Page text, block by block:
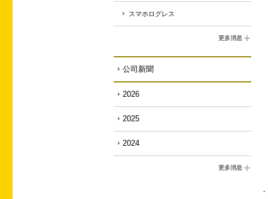
スマホログレス
更多消息
公司新聞
2026
2025
2024
更多消息